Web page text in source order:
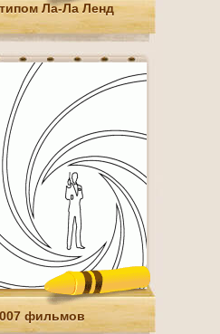
Ла-Ла Ленд
фильмов